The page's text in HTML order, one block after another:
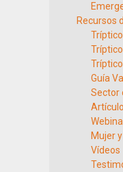
Recursos
Guía
Sector
Mujer
Vídeos